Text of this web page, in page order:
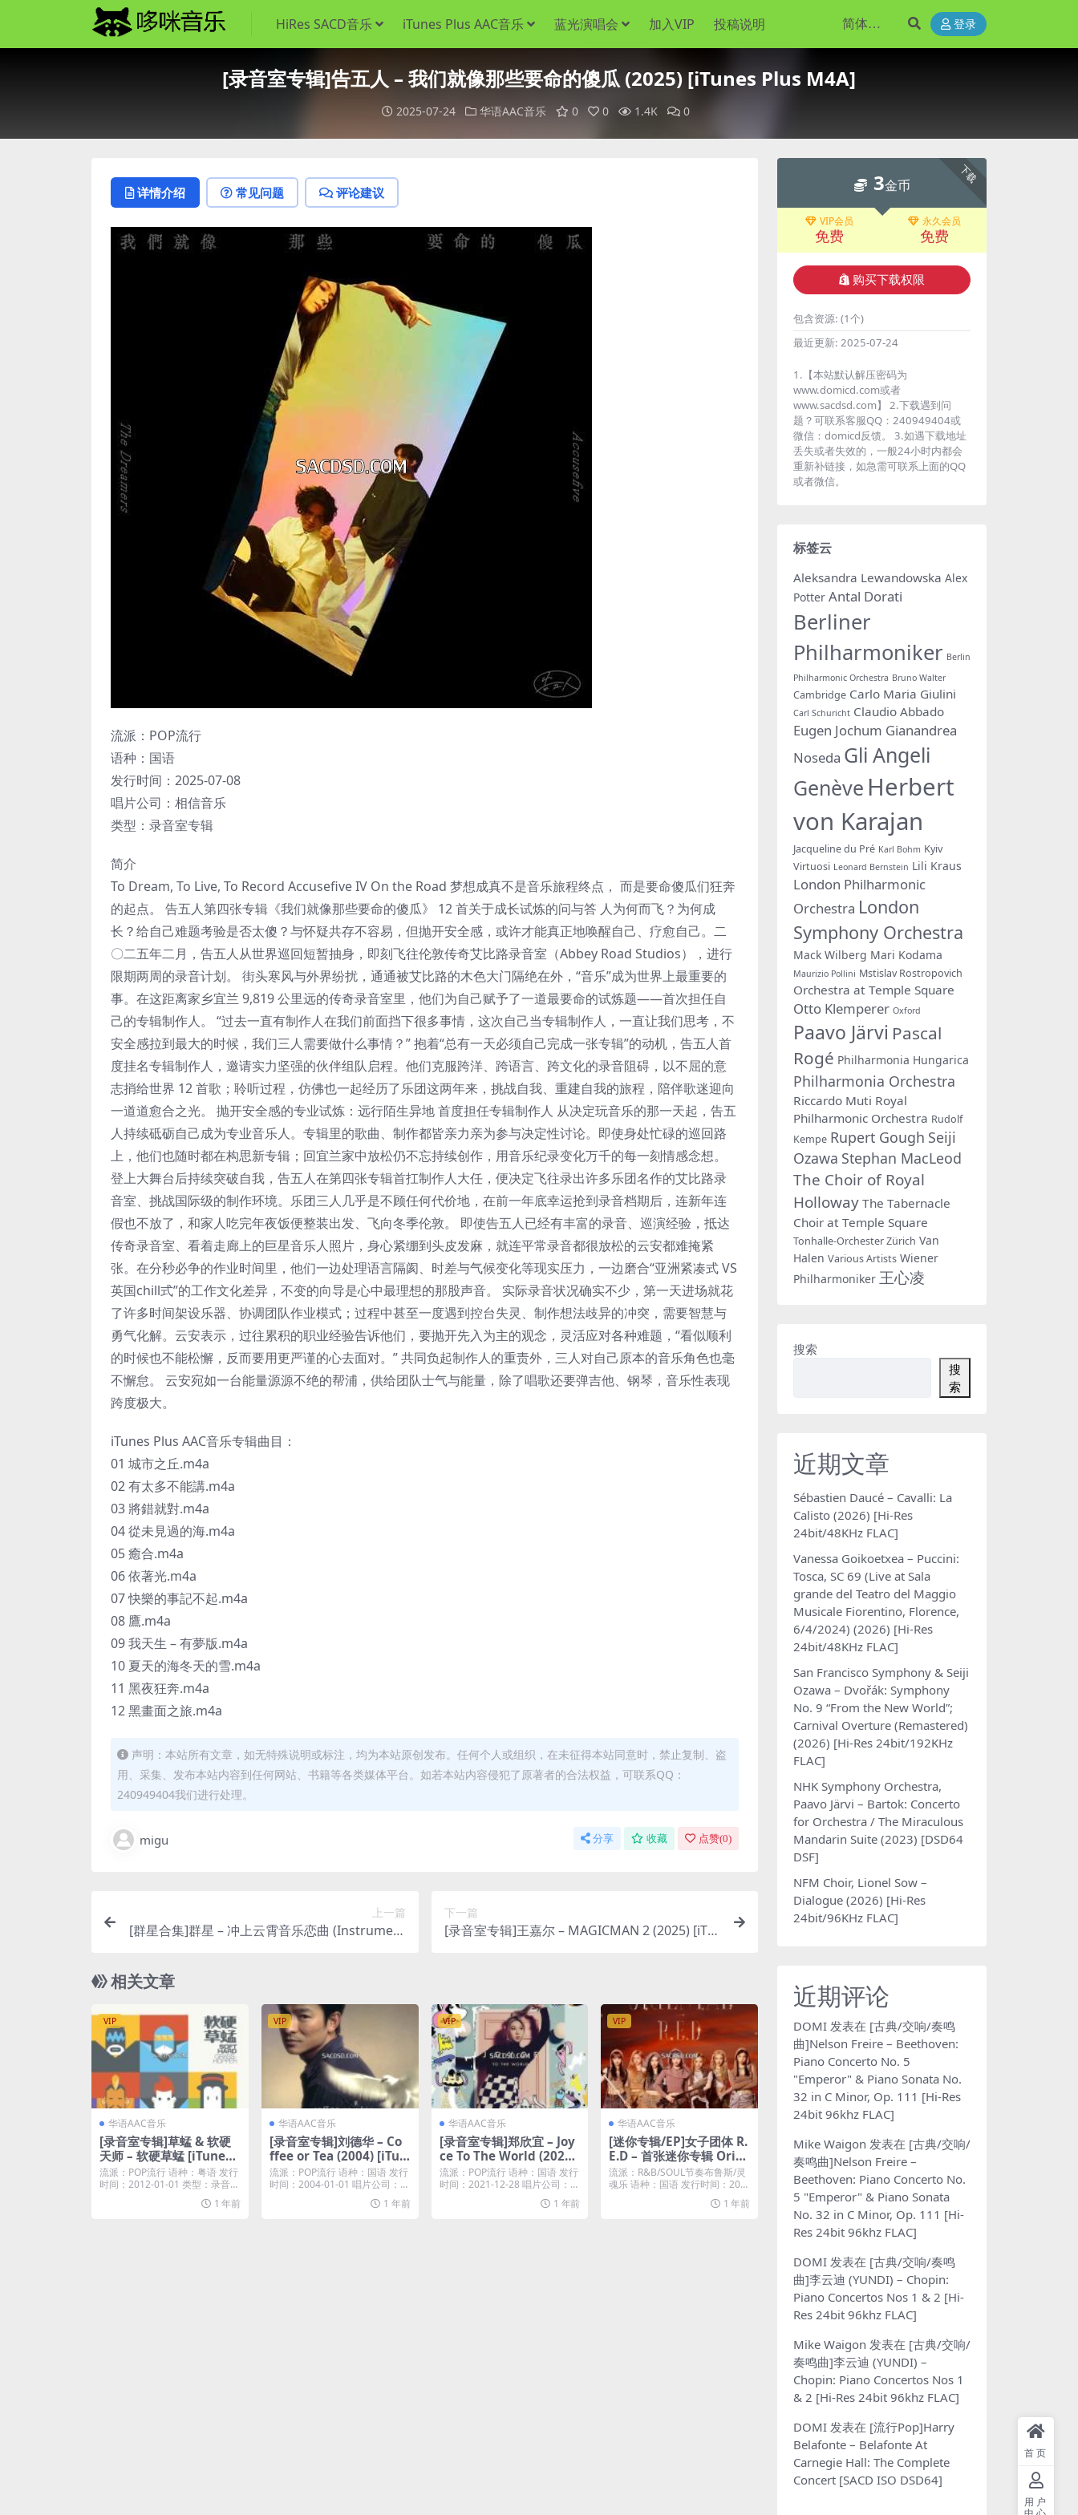
HiRes SACD音乐 iTunes Plus AAC音乐 蓝光演唱会 加入VIP 投稿说明 登录
[录音室专辑]告五人 – 我们就像那些要命的傻瓜 (2025) [iTunes Plus M4A]
2025-07-24 华语AAC音乐 0 0 1.4K 0
详情介绍 常见问题 评论建议
流派：POP流行
语种：国语
发行时间：2025-07-08
唱片公司：相信音乐
类型：录音室专辑
简介
To Dream, To Live, To Record Accusefive IV On the Road 梦想成真不是音乐旅程终点， 而是要命傻瓜们狂奔
的起点。 告五人第四张专辑《我们就像那些要命的傻瓜》 12 首关于成长试炼的问与答 人为何而飞？为何成
长？给自己难题考验是否太傻？与怀疑共存不容易，但抛开安全感，或许才能真正地唤醒自己、疗愈自己。二
〇二五年二月，告五人从世界巡回短暂抽身，即刻飞往伦敦传奇艾比路录音室（Abbey Road Studios），进行
限期两周的录音计划。 街头寒风与外界纷扰，通通被艾比路的木色大门隔绝在外，“音乐”成为世界上最重要的
事。在这距离家乡宜兰 9,819 公里远的传奇录音室里，他们为自己赋予了一道最要命的试炼题——首次担任自
己的专辑制作人。 “过去一直有制作人在我们前面挡下很多事情，这次自己当专辑制作人，一直让我们思考，不
安全感拉到最大的时候，我们三人需要做什么事情？” 抱着“总有一天必须自己完成一张专辑”的动机，告五人首
度挂名专辑制作人，邀请实力坚强的伙伴组队启程。他们克服跨洋、跨语言、跨文化的录音阻碍，以不屈的意
志捎给世界 12 首歌；聆听过程，仿佛也一起经历了乐团这两年来，挑战自我、重建自我的旅程，陪伴歌迷迎向
一道道愈合之光。 抛开安全感的专业试炼：远行陌生异地 首度担任专辑制作人 从决定玩音乐的那一天起，告五
人持续砥砺自己成为专业音乐人。专辑里的歌曲、制作都皆亲力亲为参与决定性讨论。即使身处忙碌的巡回路
上，他们也随时都在构思新专辑；回宜兰家中放松仍不忘持续创作，用音乐纪录变化万千的每一刻情感念想。
登上大舞台后持续突破自我，告五人在第四张专辑首扛制作人大任，便决定飞往录出许多乐团名作的艾比路录
音室、挑战国际级的制作环境。乐团三人几乎是不顾任何代价地，在前一年底幸运抢到录音档期后，连新年连
假也不放了，和家人吃完年夜饭便整装出发、飞向冬季伦敦。 即使告五人已经有丰富的录音、巡演经验，抵达
传奇录音室、看着走廊上的巨星音乐人照片，身心紧绷到头皮发麻，就连平常录音都很放松的云安都难掩紧
张。在分秒必争的作业时间里，他们一边处理语言隔阂、时差与气候变化等现实压力，一边磨合“亚洲紧凑式 VS
英国chill式”的工作文化差异，不变的向导是心中最理想的那股声音。 实际录音状况确实不少，第一天进场就花
了许多时间架设乐器、协调团队作业模式；过程中甚至一度遇到控台失灵、制作想法歧异的冲突，需要智慧与
勇气化解。云安表示，过往累积的职业经验告诉他们，要抛开先入为主的观念，灵活应对各种难题，“看似顺利
的时候也不能松懈，反而要用更严谨的心去面对。” 共同负起制作人的重责外，三人对自己原本的音乐角色也毫
不懈怠。 云安宛如一台能量源源不绝的帮浦，供给团队士气与能量，除了唱歌还要弹吉他、钢琴，音乐性表现
跨度极大。
iTunes Plus AAC音乐专辑曲目：
01 城市之丘.m4a
02 有太多不能講.m4a
03 將錯就對.m4a
04 從未見過的海.m4a
05 癒合.m4a
06 依著光.m4a
07 快樂的事記不起.m4a
08 鷹.m4a
09 我天生 – 有夢版.m4a
10 夏天的海冬天的雪.m4a
11 黑夜狂奔.m4a
12 黑畫面之旅.m4a
声明：本站所有文章，如无特殊说明或标注，均为本站原创发布。任何个人或组织，在未征得本站同意时，禁止复制、盗
用、采集、发布本站内容到任何网站、书籍等各类媒体平台。如若本站内容侵犯了原著者的合法权益，可联系QQ：
240949404我们进行处理。
migu 分享 收藏 点赞(0)
上一篇
[群星合集]群星 – 冲上云霄音乐恋曲 (Instrument
下一篇
[录音室专辑]王嘉尔 – MAGICMAN 2 (2025) [iTu
相关文章
VIP
华语AAC音乐
[录音室专辑]草蜢 & 软硬
天师 – 软硬草蜢 [iTunes
Plus M4A]
流派：POP流行 语种：粤语 发行
时间：2012-01-01 类型：录音室
1 年前
VIP
华语AAC音乐
[录音室专辑]刘德华 – Co
ffee or Tea (2004) [iTun
es Plus M4A]
流派：POP流行 语种：国语 发行
时间：2004-01-01 唱片公司：℗
1 年前
VIP
华语AAC音乐
[录音室专辑]郑欣宜 – Joy
ce To The World (2021)
[iTunes Plus M4A]
流派：POP流行 语种：国语 发行
时间：2021-12-28 唱片公司：M
1 年前
VIP
华语AAC音乐
[迷你专辑/EP]女子团体 R.
E.D – 首张迷你专辑 Orie
ntal – R.E.D (2024) [iTu
nes Plus M4A]
流派：R&B/SOUL节奏布鲁斯/灵
魂乐 语种：国语 发行时间：202
1 年前
下载
3金币
VIP会员
免费
永久会员
免费
购买下载权限
包含资源: (1个)
最近更新: 2025-07-24
1.【本站默认解压密码为
www.domicd.com或者
www.sacdsd.com】 2.下载遇到问
题？可联系客服QQ：240949404或
微信：domicd反馈。 3.如遇下载地址
丢失或者失效的，一般24小时内都会
重新补链接，如急需可联系上面的QQ
或者微信。
标签云
Aleksandra Lewandowska Alex
Potter Antal Dorati
Berliner
Philharmoniker Berlin
Philharmonic Orchestra Bruno Walter
Cambridge Carlo Maria Giulini
Carl Schuricht Claudio Abbado
Eugen Jochum Gianandrea
Noseda Gli Angeli
Genève Herbert
von Karajan
Jacqueline du Pré Karl Bohm Kyiv
Virtuosi Leonard Bernstein Lili Kraus
London Philharmonic
Orchestra London
Symphony Orchestra
Mack Wilberg Mari Kodama
Maurizio Pollini Mstislav Rostropovich
Orchestra at Temple Square
Otto Klemperer Oxford
Paavo Järvi Pascal
Rogé Philharmonia Hungarica
Philharmonia Orchestra
Riccardo Muti Royal
Philharmonic Orchestra Rudolf
Kempe Rupert Gough Seiji
Ozawa Stephan MacLeod
The Choir of Royal
Holloway The Tabernacle
Choir at Temple Square
Tonhalle-Orchester Zürich Van
Halen Various Artists Wiener
Philharmoniker 王心凌
搜索
搜
索
近期文章
Sébastien Daucé – Cavalli: La
Calisto (2026) [Hi-Res
24bit/48KHz FLAC]
Vanessa Goikoetxea – Puccini:
Tosca, SC 69 (Live at Sala
grande del Teatro del Maggio
Musicale Fiorentino, Florence,
6/4/2024) (2026) [Hi-Res
24bit/48KHz FLAC]
San Francisco Symphony & Seiji
Ozawa – Dvořák: Symphony
No. 9 “From the New World”;
Carnival Overture (Remastered)
(2026) [Hi-Res 24bit/192KHz
FLAC]
NHK Symphony Orchestra,
Paavo Järvi – Bartok: Concerto
for Orchestra / The Miraculous
Mandarin Suite (2023) [DSD64
DSF]
NFM Choir, Lionel Sow –
Dialogue (2026) [Hi-Res
24bit/96KHz FLAC]
近期评论
DOMI 发表在 [古典/交响/奏鸣
曲]Nelson Freire – Beethoven:
Piano Concerto No. 5
"Emperor" & Piano Sonata No.
32 in C Minor, Op. 111 [Hi-Res
24bit 96khz FLAC]
Mike Waigon 发表在 [古典/交响/
奏鸣曲]Nelson Freire –
Beethoven: Piano Concerto No.
5 "Emperor" & Piano Sonata
No. 32 in C Minor, Op. 111 [Hi-
Res 24bit 96khz FLAC]
DOMI 发表在 [古典/交响/奏鸣
曲]李云迪 (YUNDI) – Chopin:
Piano Concertos Nos 1 & 2 [Hi-
Res 24bit 96khz FLAC]
Mike Waigon 发表在 [古典/交响/
奏鸣曲]李云迪 (YUNDI) –
Chopin: Piano Concertos Nos 1
& 2 [Hi-Res 24bit 96khz FLAC]
DOMI 发表在 [流行Pop]Harry
Belafonte – Belafonte At
Carnegie Hall: The Complete
Concert [SACD ISO DSD64]
首页
用户